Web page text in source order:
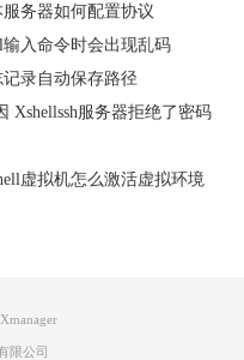
务器如何配置协议
入命令时会出现乱码
录自动保存路径
Xshellssh服务器拒绝了密码
虚拟机怎么激活虚拟环境
Xmanager
限公司